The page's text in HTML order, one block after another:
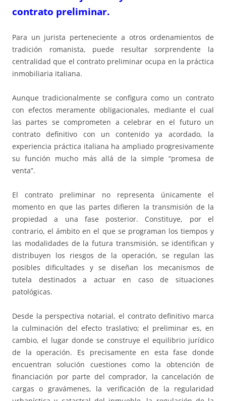
contrato preliminar.
Para un jurista perteneciente a otros ordenamientos de
tradición romanista, puede resultar sorprendente la
centralidad que el contrato preliminar ocupa en la práctica
inmobiliaria italiana.
Aunque tradicionalmente se configura como un contrato
con efectos meramente obligacionales, mediante el cual
las partes se comprometen a celebrar en el futuro un
contrato definitivo con un contenido ya acordado, la
experiencia práctica italiana ha ampliado progresivamente
su función mucho más allá de la simple “promesa de
venta”.
El contrato preliminar no representa únicamente el
momento en que las partes difieren la transmisión de la
propiedad a una fase posterior. Constituye, por el
contrario, el ámbito en el que se programan los tiempos y
las modalidades de la futura transmisión, se identifican y
distribuyen los riesgos de la operación, se regulan las
posibles dificultades y se diseñan los mecanismos de
tutela destinados a actuar en caso de situaciones
patológicas.
Desde la perspectiva notarial, el contrato definitivo marca
la culminación del efecto traslativo; el preliminar es, en
cambio, el lugar donde se construye el equilibrio jurídico
de la operación. Es precisamente en esta fase donde
encuentran solución cuestiones como la obtención de
financiación por parte del comprador, la cancelación de
cargas o gravámenes, la verificación de la regularidad